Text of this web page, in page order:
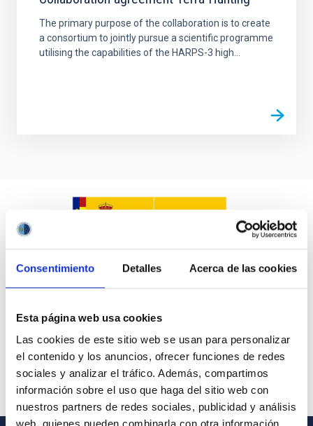
Consentimiento Detalles Acerca de las cookies
Esta página web usa cookies
Las cookies de este sitio web se usan para personalizar
el contenido y los anuncios, ofrecer funciones de redes
sociales y analizar el tráfico. Además, compartimos
información sobre el uso que haga del sitio web con
nuestros partners de redes sociales, publicidad y análisis
The primary purpose of the collaboration is to create
a consortium to jointly pursue a scientific programme
utilising the capabilities of the HARPS-3 high...